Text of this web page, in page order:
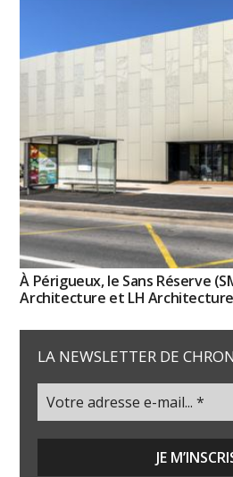
À Périgueux, le Sans Réserve
Architecture et LH Architecture
LA NEWSLETTER DE